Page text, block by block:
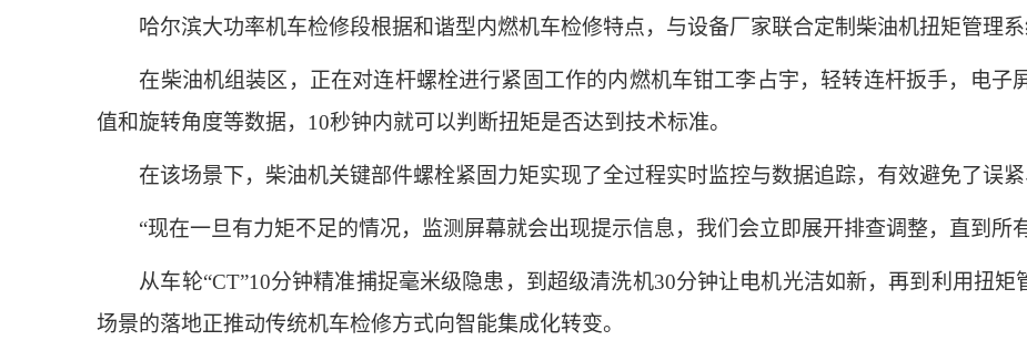
哈尔滨大功率机车检修段根据和谐型内燃机车检修特点，与设备厂家联合定制柴油机扭矩管理系
在柴油机组装区，正在对连杆螺栓进行紧固工作的内燃机车钳工李占宇，轻转连杆扳手，电子
值和旋转角度等数据，10秒钟内就可以判断扭矩是否达到技术标准。
在该场景下，柴油机关键部件螺栓紧固力矩实现了全过程实时监控与数据追踪，有效避免了误紧
“现在一旦有力矩不足的情况，监测屏幕就会出现提示信息，我们会立即展开排查调整，直到所
从车轮“CT”10分钟精准捕捉毫米级隐患，到超级清洗机30分钟让电机光洁如新，再到利用扭矩
场景的落地正推动传统机车检修方式向智能集成化转变。